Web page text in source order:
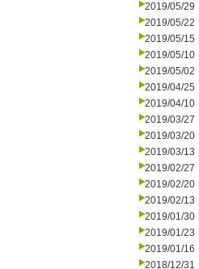
2019/05/29
2019/05/22
2019/05/15
2019/05/10
2019/05/02
2019/04/25
2019/04/10
2019/03/27
2019/03/20
2019/03/13
2019/02/27
2019/02/20
2019/02/13
2019/01/30
2019/01/23
2019/01/16
2018/12/31